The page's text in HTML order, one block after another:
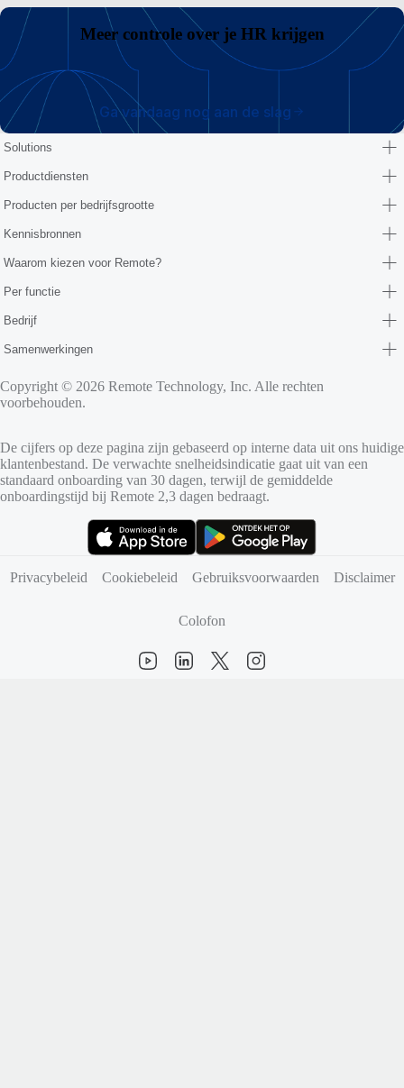
Meer controle over je HR krijgen
Ga vandaag nog aan de slag
Solutions
Productdiensten
Producten per bedrijfsgrootte
Kennisbronnen
Waarom kiezen voor Remote?
Per functie
Bedrijf
Samenwerkingen
Copyright © 2026 Remote Technology, Inc. Alle rechten
voorbehouden.
De cijfers op deze pagina zijn gebaseerd op interne data uit ons huidige
klantenbestand. De verwachte snelheidsindicatie gaat uit van een
standaard onboarding van 30 dagen, terwijl de gemiddelde
onboardingstijd bij Remote 2,3 dagen bedraagt.
Privacybeleid
Cookiebeleid Gebruiksvoorwaarden Disclaimer
Colofon